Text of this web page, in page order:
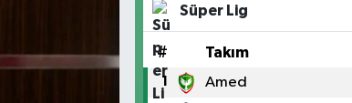
Süper Lig
# Takım
1 Amed